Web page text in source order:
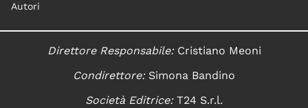
Autori
Direttore Responsabile:Cristiano Meoni
Condirettore:Simona Bandino
Società Editrice:T24 S.r.l.